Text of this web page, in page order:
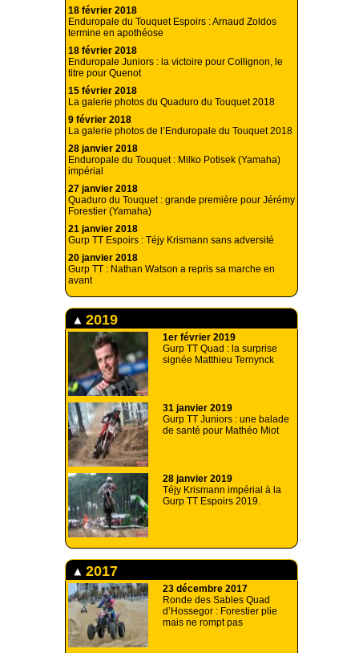
18 février 2018
Enduropale du Touquet Espoirs : Arnaud Zoldos
termine en apothéose
18 février 2018
Enduropale Juniors : la victoire pour Collignon, le
titre pour Quenot
15 février 2018
La galerie photos du Quaduro du Touquet 2018
9 février 2018
La galerie photos de l’Enduropale du Touquet 2018
28 janvier 2018
Enduropale du Touquet : Milko Potisek (Yamaha)
impérial
27 janvier 2018
Quaduro du Touquet : grande première pour Jérémy
Forestier (Yamaha)
21 janvier 2018
Gurp TT Espoirs : Téjy Krismann sans adversité
20 janvier 2018
Gurp TT : Nathan Watson a repris sa marche en
avant
2019
1er février 2019
Gurp TT Quad : la surprise
signée Matthieu Ternynck
31 janvier 2019
Gurp TT Juniors : une balade
de santé pour Mathéo Miot
28 janvier 2019
Téjy Krismann impérial à la
Gurp TT Espoirs 2019.
2017
23 décembre 2017
Ronde des Sables Quad
d’Hossegor : Forestier plie
mais ne rompt pas